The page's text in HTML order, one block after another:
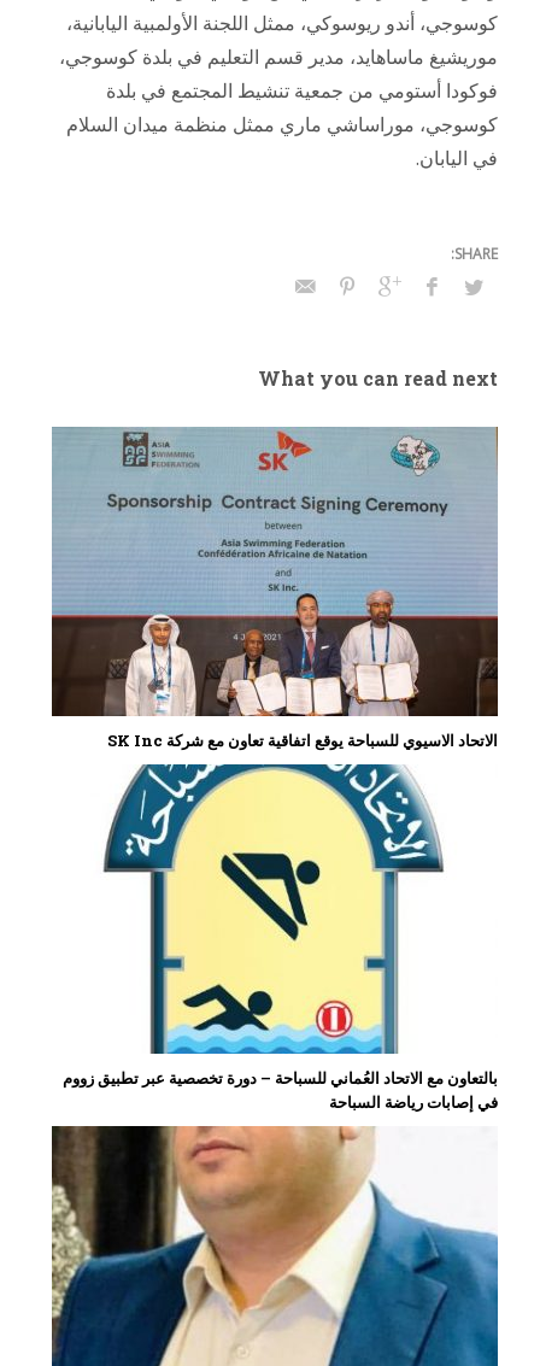
كوسوجي، أندو ريوسوكي، ممثل اللجنة الأولمبية اليابانية،
موريشيغ ماساهايد، مدير قسم التعليم في بلدة كوسوجي،
فوكودا أستومي من جمعية تنشيط المجتمع في بلدة
كوسوجي، موراساشي ماري ممثل منظمة ميدان السلام
في اليابان.
What you can read next
الاتحاد الاسيوي للسباحة يوقع اتفاقية تعاون مع شركة SK Inc
بالتعاون مع الاتحاد العُماني للسباحة – دورة تخصصية عبر تطبيق زووم
في إصابات رياضة السباحة